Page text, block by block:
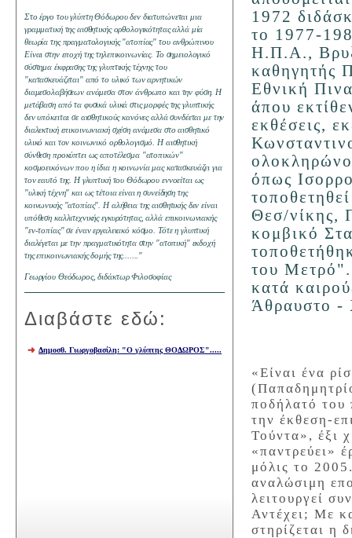
1972
το 1977-
Η.Π.Α.,
καθηγητής
Εθνική
άπου
εκθέσεις,
όπως
Θεσ/νίκης,
κομβικό
του
κατά
Άθραυστο -
«Είναι ένα
ποδήλατό του
την έκθεση-
Τούντα», έξι
«παντρεύει»
μόλις το
αναλώσιμη
λειτουργεί
Αντέχει; Με
στηρίζεται η
Στο έργο του γλύπτη Θόδωρου δεν διατυπώνεται μια
γραμματική της αισθητικής ορθολογικότητας αλλά μία
θεωρία της πραγματολογικής "ατοπίας" του ανθρώπινου
Είναι στην εποχή της τηλεπικοινωνίας. Το σημειολογικό
σύστημα έκφρασης της γλυπτικής τέχνης του
"κατασκευάζεται" από το υλικό των αρνητικών
διαμεσολαβήσεων ανάμεσα στον άνθρωπο και την φύση. Η
μετάβαση από τα φυσικά υλικά στις μορφές της γλυπτικής
δεν υπόκειται σε αισθητικούς κανόνες αλλά συνδέεται με την
διαλεκτική επικοινωνιακή σχέση ανάμεσα στο αισθητικό
υλικό και τον κοινωνικό ορθολογισμό. Η αισθητική
σύνθεση προκύπτει ως αποτέλεσμα "ατοπικών"
κοσμοεικόνων που η ίδια η κοινωνία μας κατασκευάζει για
τον εαυτό της. Η γλυπτική του Θόδωρου εννοείται ως
"υλική τέχνη" και ως τέτοια είναι η συνείδηση της
κοινωνικής "ατοπίας". Η αλήθεια της αισθητικής δεν είναι
υπόθεση καλλιτεχνικής εγκυρότητας, αλλά επικοινωνιακής
"εν-τοπίας" σε έναν εργαλειακό κόσμο. Τότε η γλυπτική
διαλέγεται με την πραγματικότητα στην "ατοπική" εκδοχή
της επικοινωνιακής δομής της......."
Γεωργίου Θεόδωρος, διδάκτωρ Φιλοσοφίας
Διαβάστε εδώ:
Δημοσθ. Γιωργοβασίλη: "Ο γλύπτης ΘΟΔΩΡΟΣ".....